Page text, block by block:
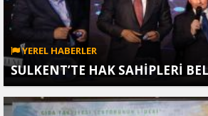
YEREL HABERLER
SULKENT’TE HAK SAHİPLERİ